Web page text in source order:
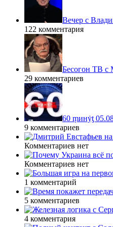
Вечер с
122 комментария
Бесогон ТВ с
29 комментариев
60 ṃинẏƫ
9 комментариев
Комментариев нет
Комментариев нет
1 комментарий
5 комментариев
4 комментария